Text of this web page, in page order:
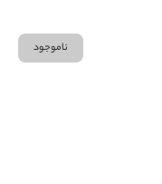
ناموجود